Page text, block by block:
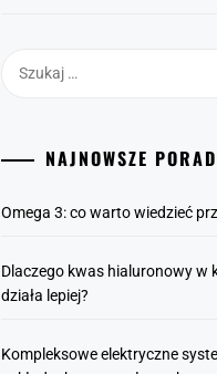
NAJNOWSZE
Omega 3: co warto wiedzieć
Dlaczego kwas hialuronowy w
działa lepiej?
Kompleksowe elektryczne